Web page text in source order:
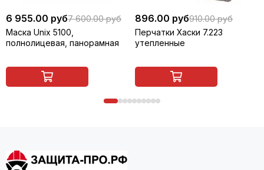
6 955.00 руб7 600.00 руб
Маска Unix 5100,
полнолицевая, панорамная
896.00 руб910.00 руб
Перчатки Хаски 7.223
утепленные